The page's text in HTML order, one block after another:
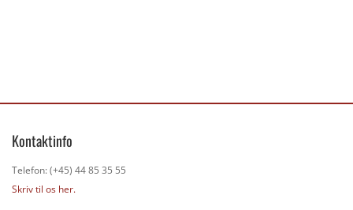
Kontaktinfo
Telefon: (+45) 44 85 35 55
Skriv til os her.